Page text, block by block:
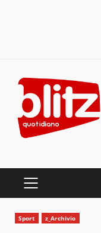
content
PRIMARY
Sport z_Archivio